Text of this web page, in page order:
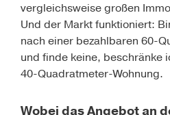
vergleichsweise großen
Und der Markt funktioniert:
nach einer bezahlbaren 60-
und finde keine, beschränke
40-Quadratmeter-Wohnung.
Wobei das Angebot an